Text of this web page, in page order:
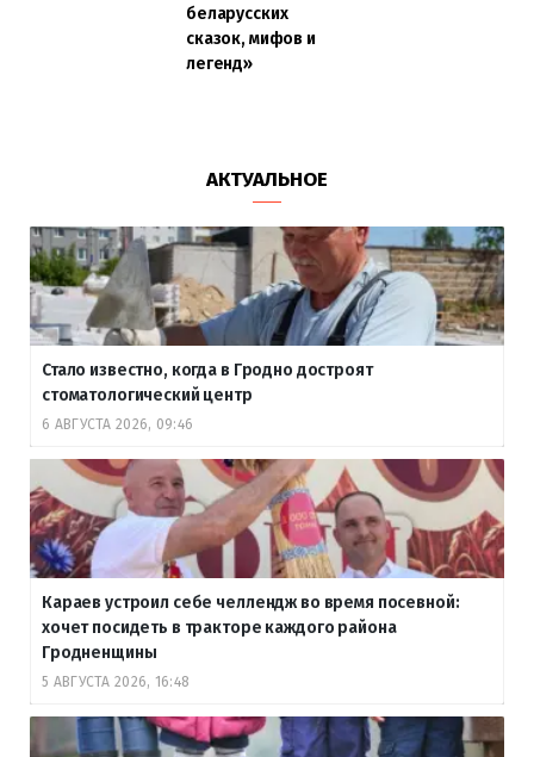
беларусских
сказок, мифов и
легенд»
АКТУАЛЬНОЕ
Стало известно, когда в Гродно достроят
стоматологический центр
6 АВГУСТА 2026, 09:46
Караев устроил себе челлендж во время посевной:
хочет посидеть в тракторе каждого района
Гродненщины
5 АВГУСТА 2026, 16:48